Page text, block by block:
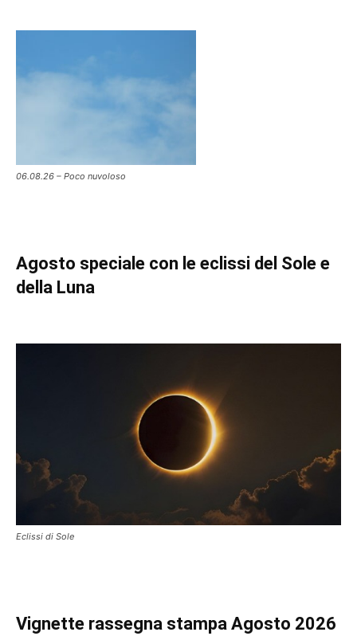
06.08.26 – Poco nuvoloso
Agosto speciale con le eclissi del Sole e
della Luna
Eclissi di Sole
Vignette rassegna stampa Agosto 2026